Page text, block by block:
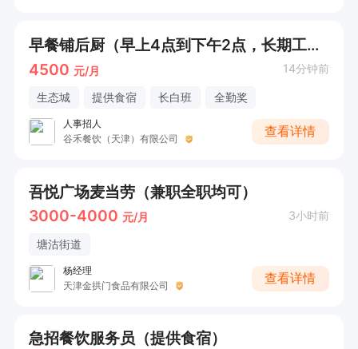
早餐铺后厨（早上4点到下午2点，长期工＋电联)
4500 元/月 14分钟前
生态城 提供食宿 长白班 全勤奖
人事招人
谷禾餐饮（天津）有限公司
查看详情
吾悦广场麦当劳（兼职全职均可）
3000-4000 元/月 3小时前
塘沽街道
杨经理
天津金拱门食品有限公司
查看详情
急招餐饮服务员（提供食宿）